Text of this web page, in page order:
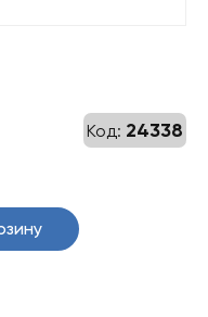
Код: 24338
₴.